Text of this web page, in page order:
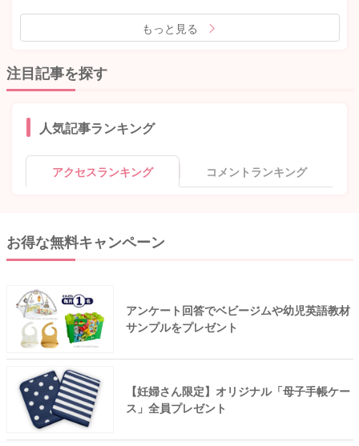
もっと見る
注目記事を探す
人気記事ランキング
アクセスランキング コメントランキング
お得な無料キャンペーン
アンケート回答でベビージムや幼児英語教材
サンプルをプレゼント
【妊婦さん限定】オリジナル「母子手帳ケー
ス」全員プレゼント